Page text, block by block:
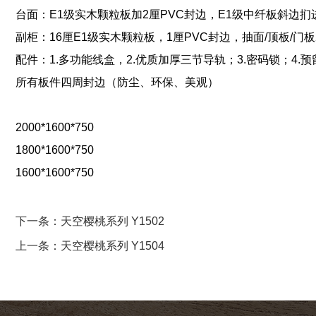
台面：E1级实木颗粒板加2厘PVC封边，E1级中纤板斜边
副柜：16厘E1级实木颗粒板，1厘PVC封边，抽面/顶板/门
配件：1.多功能线盒，2.优质加厚三节导轨；3.密码锁；4.
所有板件四周封边（防尘、环保、美观）
2000*1600*750
1800*1600*750
1600*1600*750
下一条：天空樱桃系列 Y1502
上一条：天空樱桃系列 Y1504